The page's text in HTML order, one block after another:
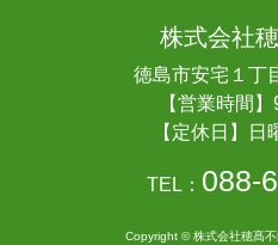
株式会社
徳島市安宅１丁
【営業時間
【定休日】日
TEL： 088-
Copyright © 株式会社穂髙